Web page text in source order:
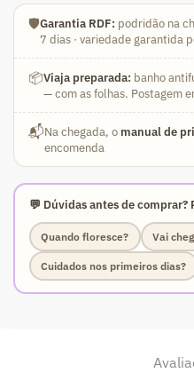
🛡️Garantia RDF: podridão na
7 dias · variedade garantida
📦Viaja preparada: banho
— com as folhas. Postagem
📬Na chegada, o manual de
encomenda
💬 Dúvidas antes de comprar?
Quando floresce? Vai
Cuidados nos primeiros dias?